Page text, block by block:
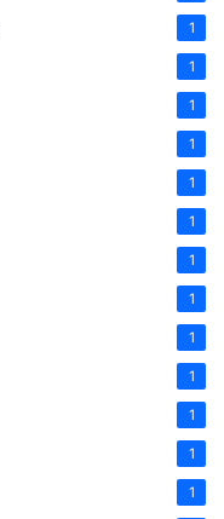
1
1
1
1
1
1
1
1
1
1
1
1
1